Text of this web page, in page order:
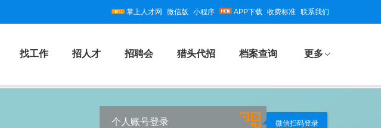
掌上人才网 微信版 小程序 APP下载 收费标准 联系我们
找工作 招人才 招聘会 猎头代招 档案查询 更多
个人账号登录 微信扫码登录